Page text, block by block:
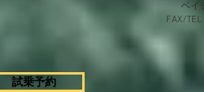
ベイ
FAX/
試乗予約